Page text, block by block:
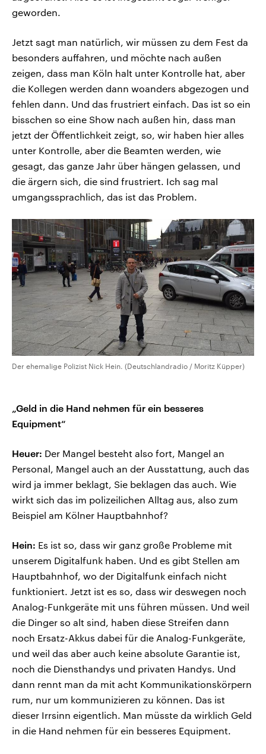
geworden.
Jetzt sagt man natürlich, wir müssen zu dem Fest da
besonders auffahren, und möchte nach außen
zeigen, dass man Köln halt unter Kontrolle hat, aber
die Kollegen werden dann woanders abgezogen und
fehlen dann. Und das frustriert einfach. Das ist so ein
bisschen so eine Show nach außen hin, dass man
jetzt der Öffentlichkeit zeigt, so, wir haben hier alles
unter Kontrolle, aber die Beamten werden, wie
gesagt, das ganze Jahr über hängen gelassen, und
die ärgern sich, die sind frustriert. Ich sag mal
umgangssprachlich, das ist das Problem.
Der ehemalige Polizist Nick Hein. (Deutschlandradio / Moritz Küpper)
„Geld in die Hand nehmen für ein besseres
Equipment“
Heuer: Der Mangel besteht also fort, Mangel an
Personal, Mangel auch an der Ausstattung, auch das
wird ja immer beklagt, Sie beklagen das auch. Wie
wirkt sich das im polizeilichen Alltag aus, also zum
Beispiel am Kölner Hauptbahnhof?
Hein: Es ist so, dass wir ganz große Probleme mit
unserem Digitalfunk haben. Und es gibt Stellen am
Hauptbahnhof, wo der Digitalfunk einfach nicht
funktioniert. Jetzt ist es so, dass wir deswegen noch
Analog-Funkgeräte mit uns führen müssen. Und weil
die Dinger so alt sind, haben diese Streifen dann
noch Ersatz-Akkus dabei für die Analog-Funkgeräte,
und weil das aber auch keine absolute Garantie ist,
noch die Diensthandys und privaten Handys. Und
dann rennt man da mit acht Kommunikationskörpern
rum, nur um kommunizieren zu können. Das ist
dieser Irrsinn eigentlich. Man müsste da wirklich Geld
in die Hand nehmen für ein besseres Equipment.